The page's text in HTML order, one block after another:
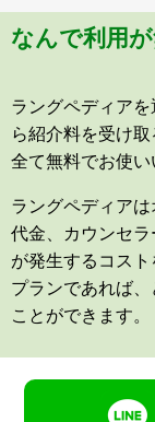
なんで利用
ラングペディア
ら紹介料を受け
全て無料でお使い
ラングペディア
代金、カウンセ
が発生するコス
プランであれば
ことができます。